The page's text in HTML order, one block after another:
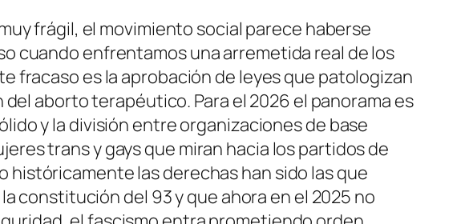
frágil, el movimiento social parece haberse
cuando enfrentamos una arremetida real de los
fracaso es la aprobación de leyes que patologizan
aborto terapéutico. Para el 2026 el panorama es
y la división entre organizaciones de base
trans y gays que miran hacia los partidos de
históricamente las derechas han sido las que
constitución del 93 y que ahora en el 2025 no